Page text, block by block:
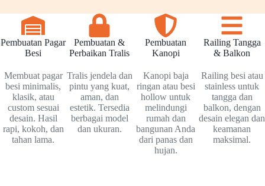
Pembuatan Pagar
Besi
Membuat pagar
besi minimalis,
klasik, atau
custom sesuai
desain. Hasil
rapi, kokoh, dan
tahan lama.
Pembuatan &
Perbaikan Tralis
Tralis jendela dan
pintu yang kuat,
aman, dan
estetik. Tersedia
berbagai model
dan ukuran.
Pembuatan
Kanopi
Kanopi baja
ringan atau besi
hollow untuk
melindungi
rumah dan
bangunan Anda
dari panas dan
hujan.
Railing Tangga
& Balkon
Railing besi atau
stainless untuk
tangga dan
balkon, dengan
desain elegan dan
keamanan
maksimal.